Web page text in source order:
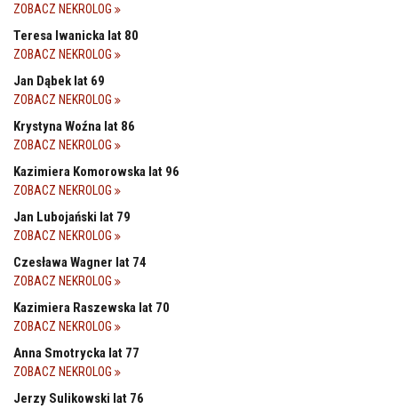
ZOBACZ NEKROLOG
Teresa Iwanicka lat 80
ZOBACZ NEKROLOG
Jan Dąbek lat 69
ZOBACZ NEKROLOG
Krystyna Woźna lat 86
ZOBACZ NEKROLOG
Kazimiera Komorowska lat 96
ZOBACZ NEKROLOG
Jan Lubojański lat 79
ZOBACZ NEKROLOG
Czesława Wagner lat 74
ZOBACZ NEKROLOG
Kazimiera Raszewska lat 70
ZOBACZ NEKROLOG
Anna Smotrycka lat 77
ZOBACZ NEKROLOG
Jerzy Sulikowski lat 76